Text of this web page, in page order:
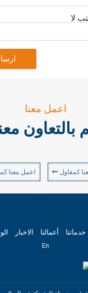
لا
اعمل معنا
بالتعاون
كمقاول اعمل معنا
خدماتنا أعمالنا الاخبار
En